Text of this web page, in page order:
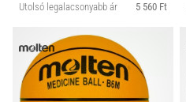
Utolsó legalacsonyabb ár 5 560 Ft